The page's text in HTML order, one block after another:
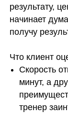
результату,
начинает
получу
Что клиент
Скорость
минут, а
тренер